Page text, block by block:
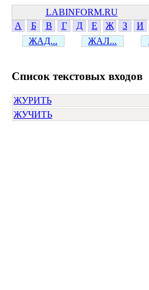
LABINFORM.RU
А
Б В Г Д Е Ж З И
ЖАД...
ЖАЛ...
Cписок текстовых входов
ЖУРИТЬ
ЖУЧИТЬ